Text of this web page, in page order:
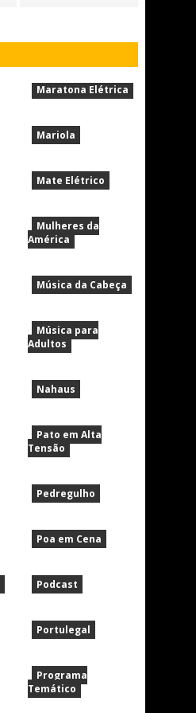
Maratona Elétrica
Mariola
Mate Elétrico
Mulheres da
América
Música da Cabeça
Música para
Adultos
Nahaus
Pato em Alta
Tensão
Pedregulho
Poa em Cena
Podcast
Portulegal
Programa
Temático